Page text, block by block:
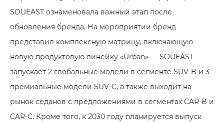
SOUEAST ознаменовала важный этап после
обновления бренда. На мероприятии бренд
представил комплексную матрицу, включающую
новую продуктовую линейку «Urban» — SOUEAST
запускает 2 глобальные модели в сегменте SUV-B и 3
премиальные модели SUV-C, а также выходит на
рынок седанов с предложениями в сегментах CAR-B и
CAR-C. Кроме того, к 2030 году планируется выпуск